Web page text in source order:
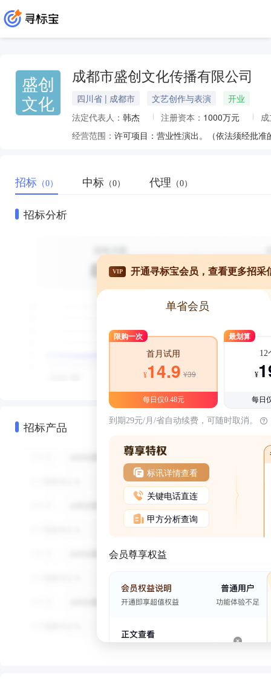
盛创
文化
成都市盛创文化传播有限公司
四川省 | 成都市 文艺创作与表演
开业
法定代表人： 韩杰 注册资本： 1000万元
经营范围：
招标 （0） 中标 （0） 代理 （0）
招标分析
招标产品
VIP 开通寻标宝会员，查看更多招采
单省会员
限购一次
首月试用
¥14.9 ¥39
每日仅0.48元
最划算
12
¥
每日
到期29元/月/省自动续费，可随时取消。
标讯详情查看
关键电话直连
甲方分析查询
会员尊享权益